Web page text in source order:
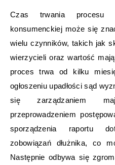
Czas trwania procesu
konsumenckiej może się
wielu czynników, takich jak
wierzycieli oraz wartość
proces trwa od kilku
ogłoszeniu upadłości sąd
się zarządzaniem
przeprowadzeniem
sporządzenia raportu
zobowiązań dłużnika, co
Następnie odbywa się